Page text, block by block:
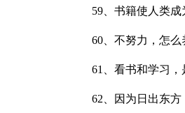
59、书籍使人类成
60、不努力，怎么
61、看书和学习，
62、因为日出东方